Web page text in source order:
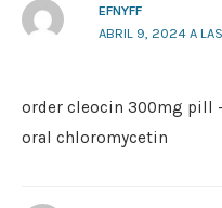
EFNYFF
ABRIL 9, 2024 A
order cleocin 300mg pill
oral chloromycetin